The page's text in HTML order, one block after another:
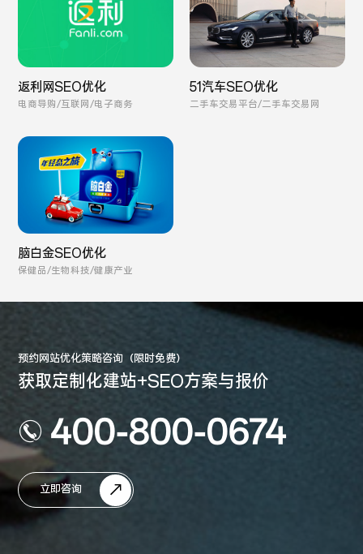
返利网SEO优化
电商导购/互联网/电子商务
51汽车SEO优化
二手车交易平台/二手车交易网
脑白金SEO优化
保健品/生物科技/健康产业
预约网站优化策略咨询（限时免费）
获取定制化建站+SEO方案与报价
400-800-0674
立即咨询